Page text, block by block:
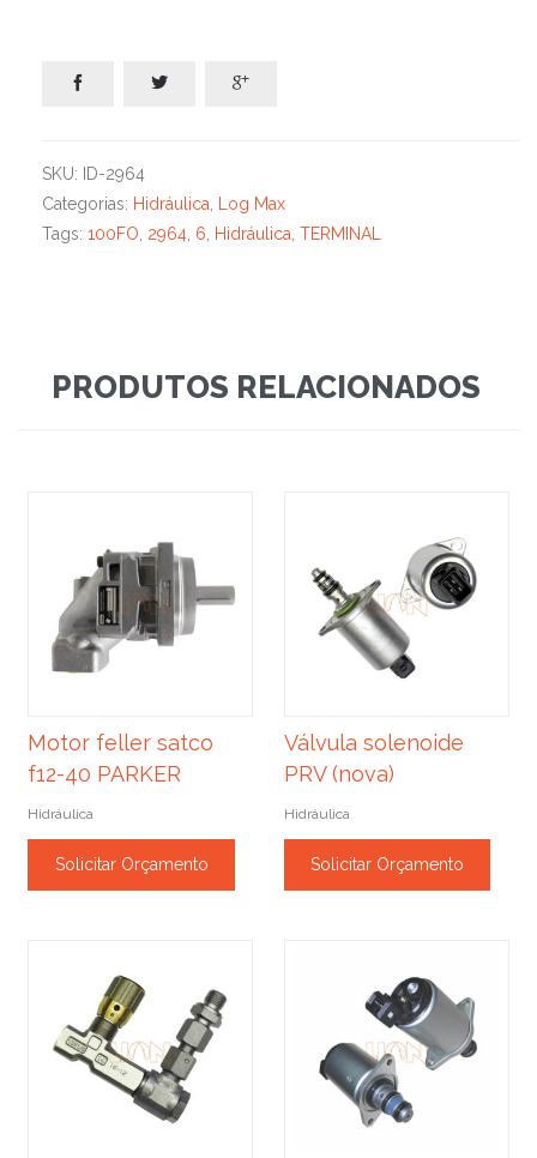
  
SKU:
ID-2964
Categorias: Hidráulica, Log Max
Tags: 100FO, 2964, 6, Hidráulica, TERMINAL
PRODUTOS RELACIONADOS
Motor feller satco
f12-40 PARKER
Hidráulica
Solicitar Orçamento
Válvula solenoide
PRV (nova)
Hidráulica
Solicitar Orçamento